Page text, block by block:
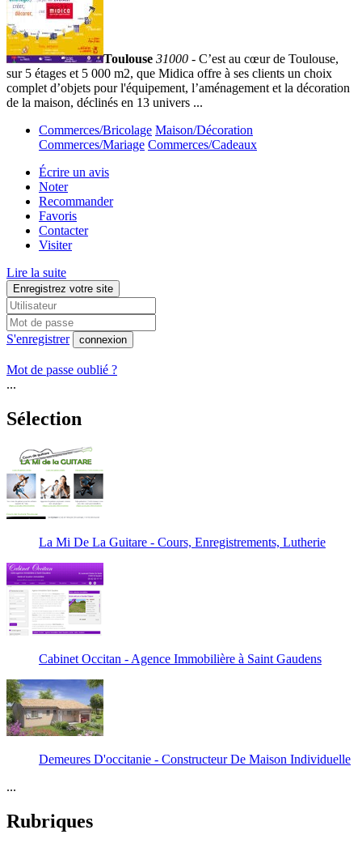
Toulouse 31000 - C’est au cœur de Toulouse,
sur 5 étages et 5 000 m2, que Midica offre à ses clients un choix
complet d’objets pour l'équipement, l’aménagement et la décoration
de la maison, déclinés en 13 univers ...
Commerces/Bricolage Maison/Décoration
Commerces/Mariage Commerces/Cadeaux
Écrire un avis
Noter
Recommander
Favoris
Contacter
Visiter
Lire la suite
Enregistrez votre site
S'enregistrer connexion
Mot de passe oublié ?
...
Sélection
La Mi De La Guitare - Cours, Enregistrements, Lutherie
Cabinet Occitan - Agence Immobilière à Saint Gaudens
Demeures D'occitanie - Constructeur De Maison Individuelle
...
Rubriques